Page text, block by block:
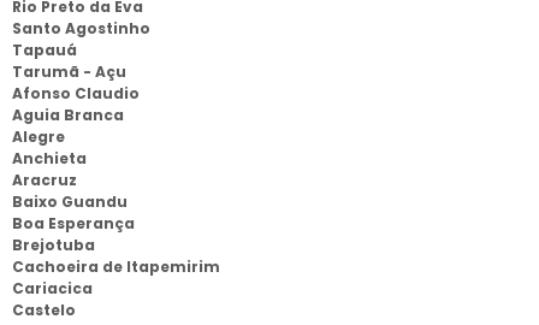
Rio Preto da Eva
Santo Agostinho
Tapauá
Tarumã - Açu
Afonso Claudio
Aguia Branca
Alegre
Anchieta
Aracruz
Baixo Guandu
Boa Esperança
Brejotuba
Cachoeira de Itapemirim
Cariacica
Castelo